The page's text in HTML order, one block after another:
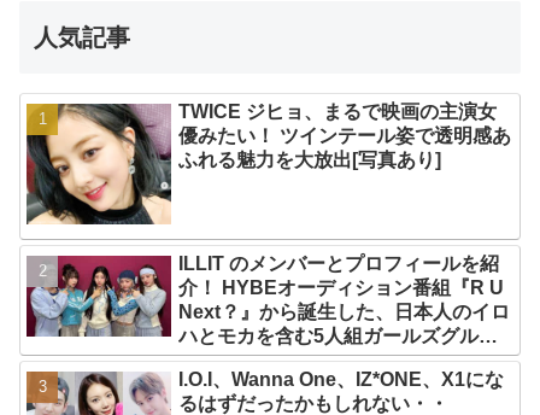
人気記事
TWICE ジヒョ、まるで映画の主演女
優みたい！ ツインテール姿で透明感あ
ふれる魅力を大放出[写真あり]
ILLIT のメンバーとプロフィールを紹
介！ HYBEオーディション番組『R U
Next？』から誕生した、日本人のイロ
ハとモカを含む5人組ガールズグルー
プ！ デビュー曲「Magnetic」がいき
なりの大ヒット
I.O.I、Wanna One、IZ*ONE、X1にな
るはずだったかもしれない・・